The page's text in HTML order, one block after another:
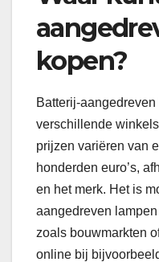
kopen?
Batterij-
verschillende
prijzen variëren van
honderden euro’s,
en het merk. Het is
aangedreven
zoals bouwmarkten
online bij